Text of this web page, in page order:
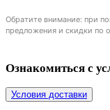
Обратите внимание: при
предложения и скидки по
Ознакомиться с
Условия доставки